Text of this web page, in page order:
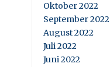
Oktober 2022
September 2022
August 2022
Juli 2022
Juni 2022